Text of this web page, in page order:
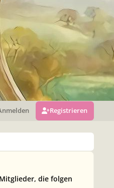
Registrieren
Mitglieder, die folgen